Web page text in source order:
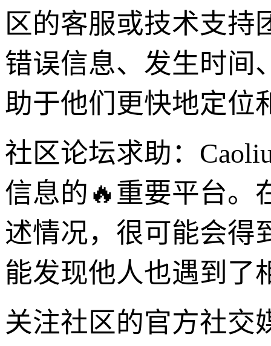
区的客服或技术支持
错误信息、发生时间
助于他们更快地定位
社区论坛求助：
信息的🔥重要平台。
述情况，很可能会得
能发现他人也遇到了
关注社区的官方社交